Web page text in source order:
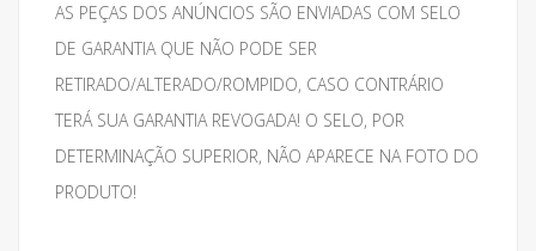
AS PEÇAS DOS ANÚNCIOS SÃO ENVIADAS COM SELO
DE GARANTIA QUE NÃO PODE SER
RETIRADO/ALTERADO/ROMPIDO, CASO CONTRÁRIO
TERÁ SUA GARANTIA REVOGADA! O SELO, POR
DETERMINAÇÃO SUPERIOR, NÃO APARECE NA FOTO DO
PRODUTO!